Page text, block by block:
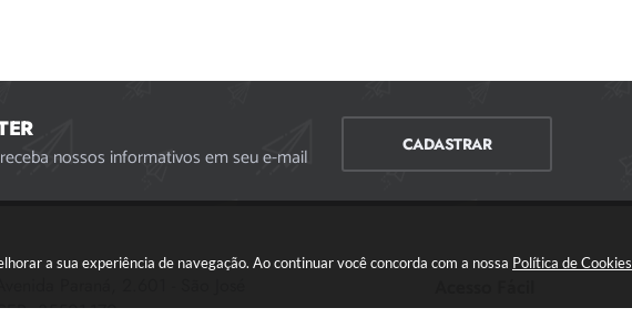
a sua experiência de navegação. Ao continuar você concorda com a nossa Política de Cookies
nossos informativos em seu e-mail CADASTRAR
35501-170